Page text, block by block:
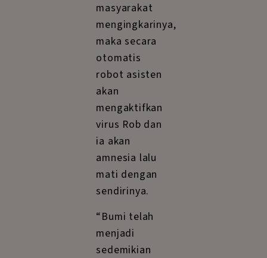
masyarakat
mengingkarinya,
maka secara
otomatis
robot asisten
akan
mengaktifkan
virus Rob dan
ia akan
amnesia lalu
mati dengan
sendirinya.
“Bumi telah
menjadi
sedemikian